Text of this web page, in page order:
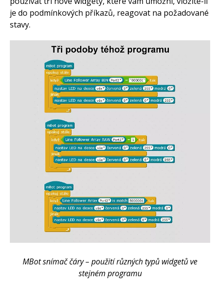
je do podmínkových příkazů, reagovat na požadované
stavy.
MBot snímač čáry – použití různých typů widgetů ve
stejném programu